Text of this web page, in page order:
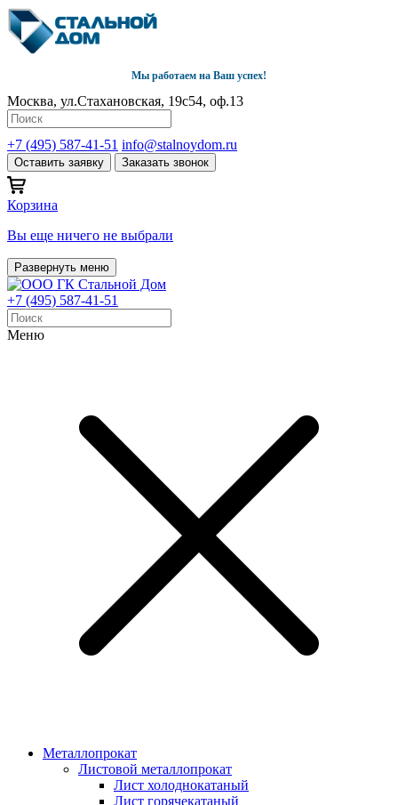
Мы работаем на Ваш успех!
Москва, ул.Стахановская, 19с54, оф.13
+7 (495) 587-41-51 info@stalnoydom.ru
Оставить заявку Заказать звонок
Корзина
Вы еще ничего не выбрали
Развернуть меню
+7 (495) 587-41-51
Меню
Металлопрокат
Листовой металлопрокат
Лист холоднокатаный
Лист горячекатаный